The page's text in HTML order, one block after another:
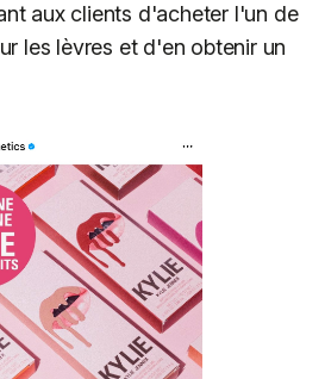
aux clients d'acheter l'un de
les lèvres et d'en obtenir un